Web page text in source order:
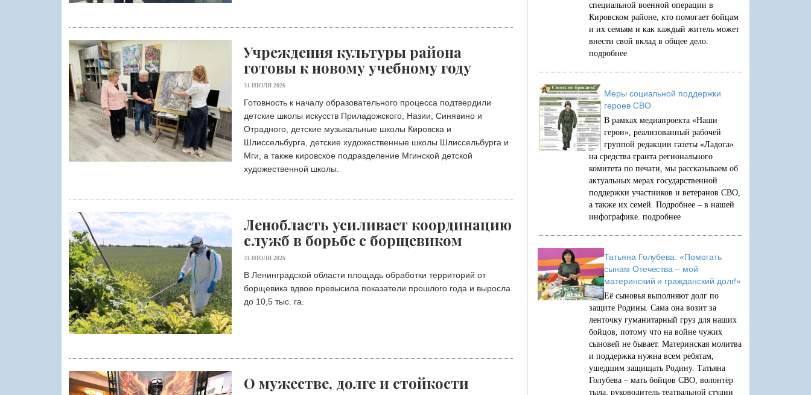
Учреждения культуры района
готовы к новому учебному году
31 ИЮЛЯ 2026
Готовность к началу образовательного процесса подтвердили
детские школы искусств Приладожского, Назии, Синявино и
Отрадного, детские музыкальные школы Кировска и
Шлиссельбурга, детские художественные школы Шлиссельбурга и
Мги, а также кировское подразделение Мгинской детской
художественной школы.
Ленобласть усиливает координацию
служб в борьбе с борщевиком
31 ИЮЛЯ 2026
В Ленинградской области площадь обработки территорий от
борщевика вдвое превысила показатели прошлого года и выросла
до 10,5 тыс. га.
О мужестве, долге и стойкости
специальной военной операции в
Кировском районе, кто помогает бойцам
и их семьям и как каждый житель может
внести свой вклад в общее дело.
подробнее
Меры социальной поддержки
героев СВО
В рамках медиапроекта «Наши
герои», реализованный рабочей
группой редакции газеты «Ладога»
на средства гранта регионального
комитета по печати, мы рассказываем об
актуальных мерах государственной
поддержки участников и ветеранов СВО,
а также их семей. Подробнее – в нашей
инфографике. подробнее
Татьяна Голубева: «Помогать
сынам Отечества – мой
материнский и гражданский долг!»
Её сыновья выполняют долг по
защите Родины. Сама она возит за
ленточку гуманитарный груз для наших
бойцов, потому что на войне чужих
сыновей не бывает. Материнская молитва
и поддержка нужна всем ребятам,
ушедшим защищать Родину. Татьяна
Голубева – мать бойцов СВО, волонтёр
тыла, руководитель театральной студии